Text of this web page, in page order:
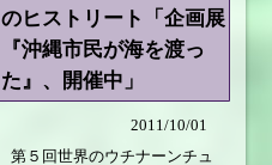
のヒストリート「企画展
『沖縄市民が海を渡っ
た』、開催中」
2011/10/01
第５回世界のウチナーンチュ